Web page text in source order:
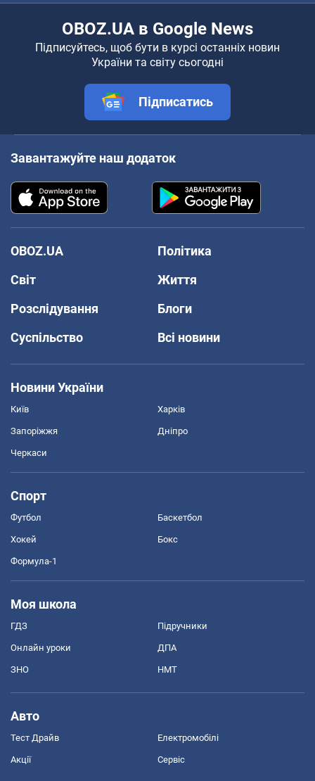
OBOZ.UA в Google News
Підписуйтесь, щоб бути в курсі останніх новин
України та світу сьогодні
Підписатись
Завантажуйте наш додаток
OBOZ.UA
Політика
Світ
Життя
Розслідування
Блоги
Суспільство
Всі новини
Новини України
Київ Харків
Запоріжжя Дніпро
Черкаси
Спорт
Футбол Баскетбол
Хокей Бокс
Формула-1
Моя школа
ГДЗ Підручники
Онлайн уроки ДПА
ЗНО НМТ
Авто
Тест Драйв Електромобілі
Акції Сервіс